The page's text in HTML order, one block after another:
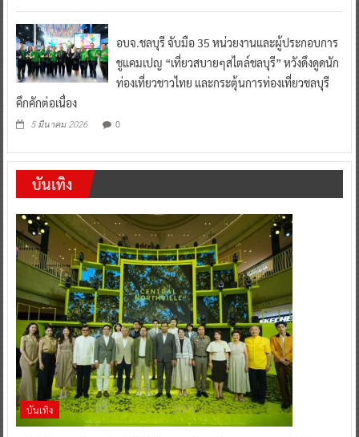
อบจ.ชลบุรี จับมือ 35 หน่วยงานและผู้ประกอบการ
ชูแคมเปญ “เที่ยวสบายๆสไตล์ชลบุรี” หวังดึงดูดนัก
ท่องเที่ยวชาวไทย และกระตุ้นการท่องเที่ยวชลบุรี
คึกคักต่อเนื่อง
5 มีนาคม 2026 0
บันเทิง
บันเทิง